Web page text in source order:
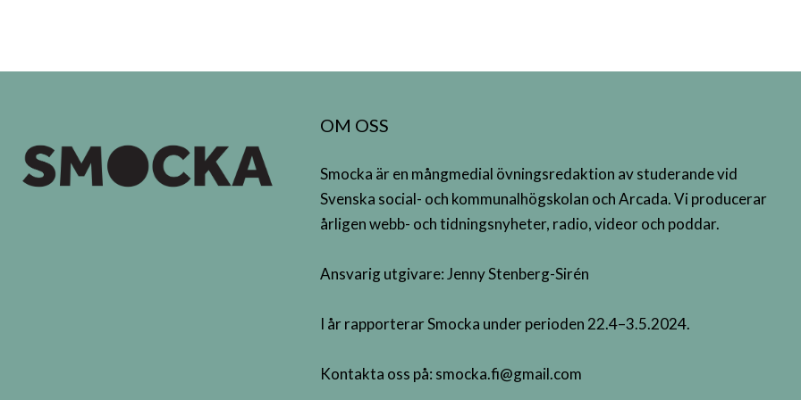
OM OSS
Smocka är en mångmedial övningsredaktion av studerande vid
Svenska social- och kommunalhögskolan och Arcada. Vi producerar
årligen webb- och tidningsnyheter, radio, videor och poddar.
Ansvarig utgivare: Jenny Stenberg-Sirén
I år rapporterar Smocka under perioden 22.4–3.5.2024.
Kontakta oss på: smocka.fi@gmail.com